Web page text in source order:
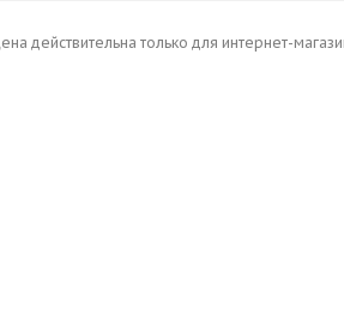
действительна только для интернет-